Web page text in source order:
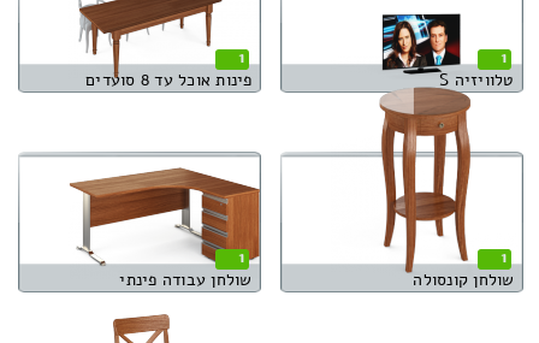
1
טלוויזיה S
1
פינות אוכל עד 8 סועדים
1
שולחן קונסולה
1
שולחן עבודה פינתי